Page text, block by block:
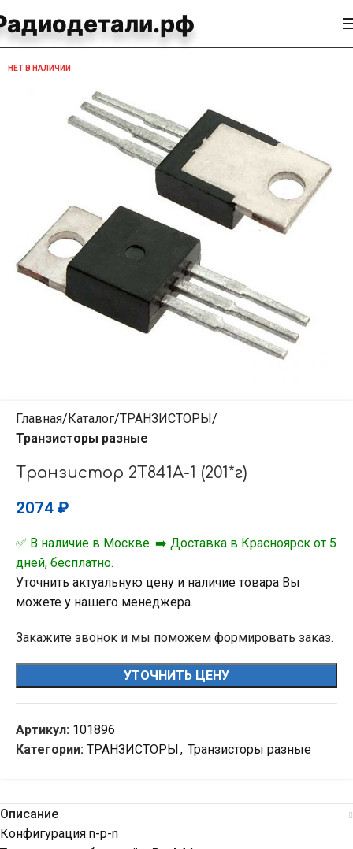
НЕТ В НАЛИЧИИ
Главная Каталог ТРАНЗИСТОРЫ
Транзисторы разные
Транзистор 2Т841А-1 (201*г)
2074 ₽
✅ В наличие в Москве. ➡️ Доставка в Красноярск от 5
дней, бесплатно.
Уточнить актуальную цену и наличие товара Вы
можете у нашего менеджера.
Закажите звонок и мы поможем формировать заказ.
УТОЧНИТЬ ЦЕНУ
Артикул: 101896
Категории: ТРАНЗИСТОРЫ, Транзисторы разные
Описание
Конфигурация n-p-n